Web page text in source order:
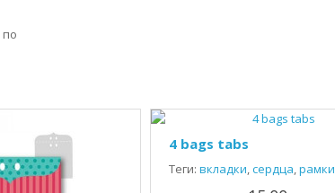
4 bags tabs
Теги: вкладки,сердца,рамки